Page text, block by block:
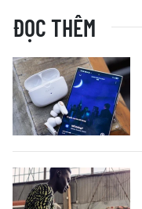
ĐỌC THÊM